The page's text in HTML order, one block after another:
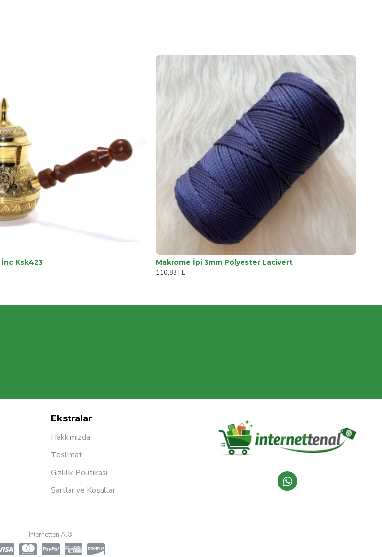
Ksk423
Makrome İpi 3mm Polyester Lacivert
110,88TL
Ekstralar
Hakkımızda
Teslimat
Gizlilik Politikası
Şartlar ve Koşullar
İnternetten Al®